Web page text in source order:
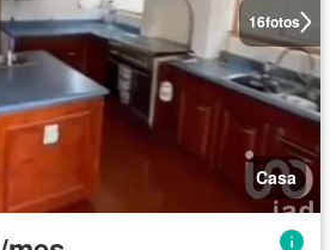
16fotos
Casa